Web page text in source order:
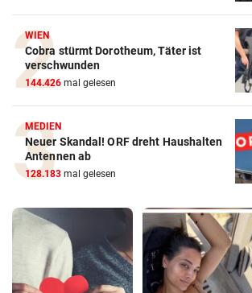
WIEN
Cobra stürmt Dorotheum, Täter ist
verschwunden
144.426 mal gelesen
MEDIEN
Neuer Skandal! ORF dreht Haushalten
Antennen ab
128.183 mal gelesen